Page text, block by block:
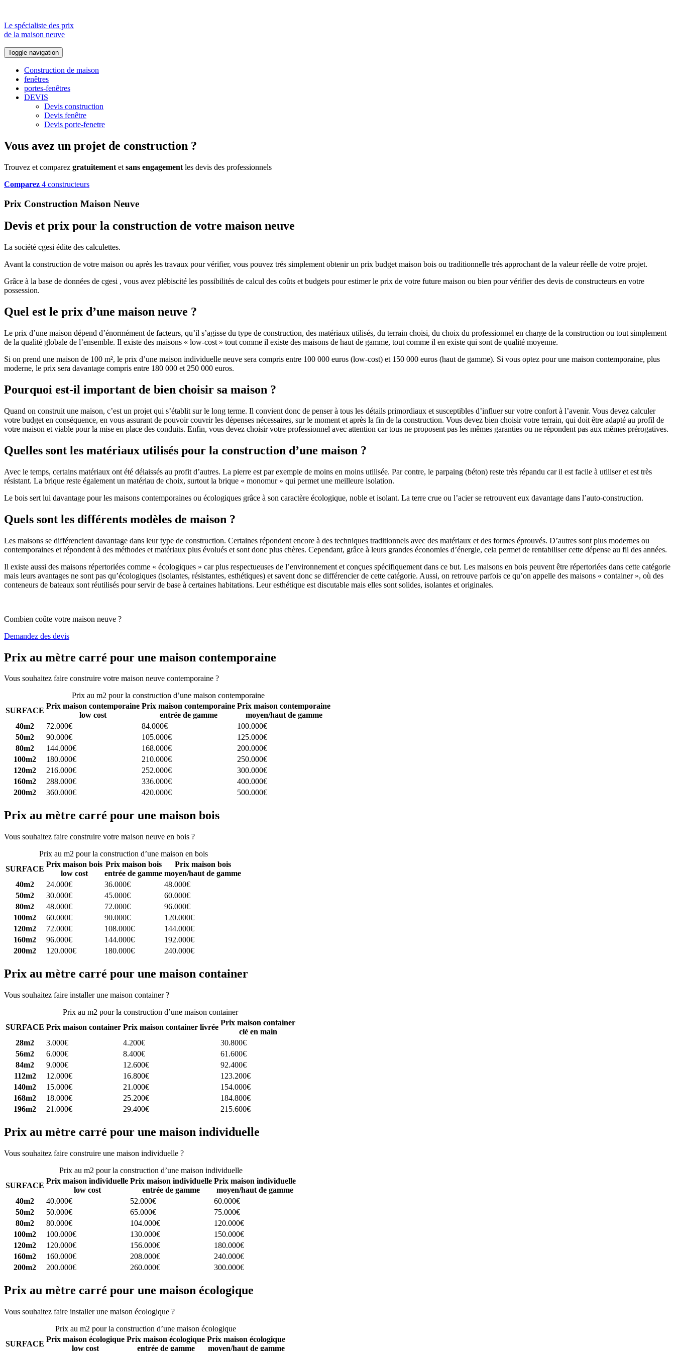
Le spécialiste des prix
de la maison neuve
Toggle navigation
Construction de maison
fenêtres
portes-fenêtres
DEVIS
Devis construction
Devis fenêtre
Devis porte-fenetre
Vous avez un projet de construction ?
Trouvez et comparez gratuitement et sans engagement les devis des professionnels
Comparez 4 constructeurs
Prix Construction Maison Neuve
Devis et prix pour la construction de votre maison neuve
La société cgesi édite des calculettes.
Avant la construction de votre maison ou après les travaux pour vérifier, vous pouvez trés simplement obtenir un prix budget maison bois ou traditionnelle trés approchant de la valeur réelle de votre projet.
Grâce à la base de données de cgesi , vous avez plébiscité les possibilités de calcul des coûts et budgets pour estimer le prix de votre future maison ou bien pour vérifier des devis de constructeurs en votre
possession.
Quel est le prix d’une maison neuve ?
Le prix d’une maison dépend d’énormément de facteurs, qu’il s’agisse du type de construction, des matériaux utilisés, du terrain choisi, du choix du professionnel en charge de la construction ou tout simplement
de la qualité globale de l’ensemble. Il existe des maisons « low-cost » tout comme il existe des maisons de haut de gamme, tout comme il en existe qui sont de qualité moyenne.
Si on prend une maison de 100 m², le prix d’une maison individuelle neuve sera compris entre 100 000 euros (low-cost) et 150 000 euros (haut de gamme). Si vous optez pour une maison contemporaine, plus
moderne, le prix sera davantage compris entre 180 000 et 250 000 euros.
Pourquoi est-il important de bien choisir sa maison ?
Quand on construit une maison, c’est un projet qui s’établit sur le long terme. Il convient donc de penser à tous les détails primordiaux et susceptibles d’influer sur votre confort à l’avenir. Vous devez calculer
votre budget en conséquence, en vous assurant de pouvoir couvrir les dépenses nécessaires, sur le moment et après la fin de la construction. Vous devez bien choisir votre terrain, qui doit être adapté au profil de
votre maison et viable pour la mise en place des conduits. Enfin, vous devez choisir votre professionnel avec attention car tous ne proposent pas les mêmes garanties ou ne répondent pas aux mêmes prérogatives.
Quelles sont les matériaux utilisés pour la construction d’une maison ?
Avec le temps, certains matériaux ont été délaissés au profit d’autres. La pierre est par exemple de moins en moins utilisée. Par contre, le parpaing (béton) reste très répandu car il est facile à utiliser et est très
résistant. La brique reste également un matériau de choix, surtout la brique « monomur » qui permet une meilleure isolation.
Le bois sert lui davantage pour les maisons contemporaines ou écologiques grâce à son caractère écologique, noble et isolant. La terre crue ou l’acier se retrouvent eux davantage dans l’auto-construction.
Quels sont les différents modèles de maison ?
Les maisons se différencient davantage dans leur type de construction. Certaines répondent encore à des techniques traditionnels avec des matériaux et des formes éprouvés. D’autres sont plus modernes ou
contemporaines et répondent à des méthodes et matériaux plus évolués et sont donc plus chères. Cependant, grâce à leurs grandes économies d’énergie, cela permet de rentabiliser cette dépense au fil des années.
Il existe aussi des maisons répertoriées comme « écologiques » car plus respectueuses de l’environnement et conçues spécifiquement dans ce but. Les maisons en bois peuvent être répertoriées dans cette catégorie
mais leurs avantages ne sont pas qu’écologiques (isolantes, résistantes, esthétiques) et savent donc se différencier de cette catégorie. Aussi, on retrouve parfois ce qu’on appelle des maisons « container », où des
conteneurs de bateaux sont réutilisés pour servir de base à certaines habitations. Leur esthétique est discutable mais elles sont solides, isolantes et originales.
Combien coûte votre maison neuve ?
Demandez des devis
Prix au mètre carré pour une maison contemporaine
Vous souhaitez faire construire votre maison neuve contemporaine ?
Prix au m2 pour la construction d’une maison contemporaine
SURFACE
Prix maison contemporaine
low cost
Prix maison contemporaine
entrée de gamme
Prix maison contemporaine
moyen/haut de gamme
40m2
72.000€ 84.000€
100.000€
50m2
90.000€ 105.000€
125.000€
80m2
144.000€ 168.000€
200.000€
100m2
180.000€ 210.000€
250.000€
120m2
216.000€ 252.000€
300.000€
160m2
288.000€ 336.000€
400.000€
200m2
360.000€ 420.000€ 500.000€
Prix au mètre carré pour une maison bois
Vous souhaitez faire construire votre maison neuve en bois ?
Prix au m2 pour la construction d’une maison en bois
SURFACE
Prix maison bois
low cost
Prix maison bois
entrée de gamme
Prix maison bois
moyen/haut de gamme
40m2
24.000€ 36.000€
48.000€
50m2
30.000€ 45.000€
60.000€
80m2
48.000€ 72.000€
96.000€
100m2
60.000€ 90.000€
120.000€
120m2
72.000€ 108.000€
144.000€
160m2
96.000€ 144.000€
192.000€
200m2
120.000€ 180.000€ 240.000€
Prix au mètre carré pour une maison container
Vous souhaitez faire installer une maison container ?
Prix au m2 pour la construction d’une maison container
SURFACE Prix maison container Prix maison container livrée
Prix maison container
clé en main
28m2
3.000€ 4.200€
30.800€
56m2
6.000€ 8.400€
61.600€
84m2
9.000€ 12.600€
92.400€
112m2
12.000€ 16.800€
123.200€
140m2
15.000€ 21.000€
154.000€
168m2
18.000€ 25.200€
184.800€
196m2
21.000€ 29.400€ 215.600€
Prix au mètre carré pour une maison individuelle
Vous souhaitez faire construire une maison individuelle ?
Prix au m2 pour la construction d’une maison individuelle
SURFACE
Prix maison individuelle
low cost
Prix maison individuelle
entrée de gamme
Prix maison individuelle
moyen/haut de gamme
40m2
40.000€ 52.000€
60.000€
50m2
50.000€ 65.000€
75.000€
80m2
80.000€ 104.000€
120.000€
100m2
100.000€ 130.000€
150.000€
120m2
120.000€ 156.000€
180.000€
160m2
160.000€ 208.000€
240.000€
200m2
200.000€ 260.000€ 300.000€
Prix au mètre carré pour une maison écologique
Vous souhaitez faire installer une maison écologique ?
Prix au m2 pour la construction d’une maison écologique
SURFACE
Prix maison écologique
low cost
Prix maison écologique
entrée de gamme
Prix maison écologique
moyen/haut de gamme